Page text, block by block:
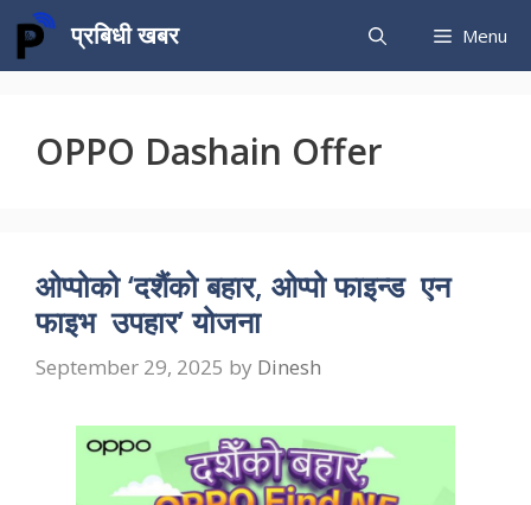
Skip
content
प्रबिधी खबर Menu
OPPO Dashain Offer
ओप्पोको ‘दशैंको बहार, ओप्पो फाइन्ड एन
फाइभ उपहार’ योजना
September 29, 2025 by Dinesh